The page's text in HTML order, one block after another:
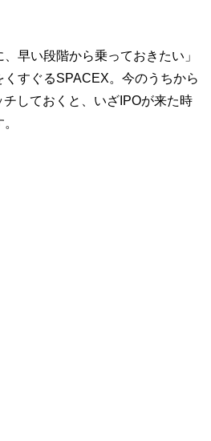
、早い段階から乗っておきたい」
くすぐるSPACEX。今のうちから
しておくと、いざIPOが来た時